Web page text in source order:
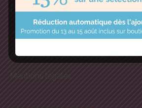
Informations
Conditions générales de ventes
Politique de confidentialité
Mentions légales